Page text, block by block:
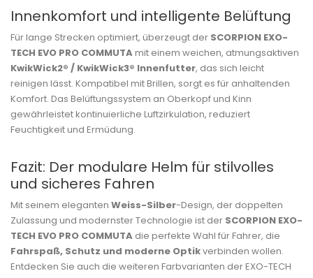
Innenkomfort und intelligente Belüftung
Für lange Strecken optimiert, überzeugt der SCORPION EXO-
TECH EVO PRO COMMUTAmit einem weichen, atmungsaktiven
KwikWick2® / KwikWick3® Innenfutter, das sich leicht
reinigen lässt. Kompatibel mit Brillen, sorgt es für anhaltenden
Komfort. Das Belüftungssystem an Oberkopf und Kinn
gewährleistet kontinuierliche Luftzirkulation, reduziert
Feuchtigkeit und Ermüdung.
Fazit: Der modulare Helm für stilvolles
und sicheres Fahren
Mit seinem eleganten Weiss-Silber-Design, der doppelten
Zulassung und modernster Technologie ist der SCORPION EXO-
TECH EVO PRO COMMUTA die perfekte Wahl für Fahrer, die
Fahrspaß, Schutz und moderne Optikverbinden wollen.
Entdecken Sie auch die weiteren Farbvarianten der EXO-TECH